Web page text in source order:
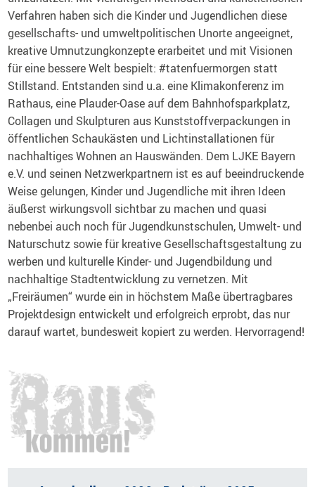
Verfahren haben sich die Kinder und Jugendlichen diese
gesellschafts- und umweltpolitischen Unorte angeeignet,
kreative Umnutzungkonzepte erarbeitet und mit Visionen
für eine bessere Welt bespielt: #tatenfuermorgen statt
Stillstand. Entstanden sind u.a. eine Klimakonferenz im
Rathaus, eine Plauder-Oase auf dem Bahnhofsparkplatz,
Collagen und Skulpturen aus Kunststoffverpackungen in
öffentlichen Schaukästen und Lichtinstallationen für
nachhaltiges Wohnen an Hauswänden. Dem LJKE Bayern
e.V. und seinen Netzwerkpartnern ist es auf beeindruckende
Weise gelungen, Kinder und Jugendliche mit ihren Ideen
äußerst wirkungsvoll sichtbar zu machen und quasi
nebenbei auch noch für Jugendkunstschulen, Umwelt- und
Naturschutz sowie für kreative Gesellschaftsgestaltung zu
werben und kulturelle Kinder- und Jugendbildung und
nachhaltige Stadtentwicklung zu vernetzen. Mit
„Freiräumen“ wurde ein in höchstem Maße übertragbares
Projektdesign entwickelt und erfolgreich erprobt, das nur
darauf wartet, bundesweit kopiert zu werden. Hervorragend!